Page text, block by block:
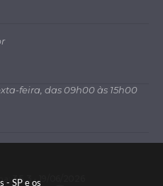
- SP e os
feira, das 09h00 às 15h00
3.5.3 - 19/06/2026